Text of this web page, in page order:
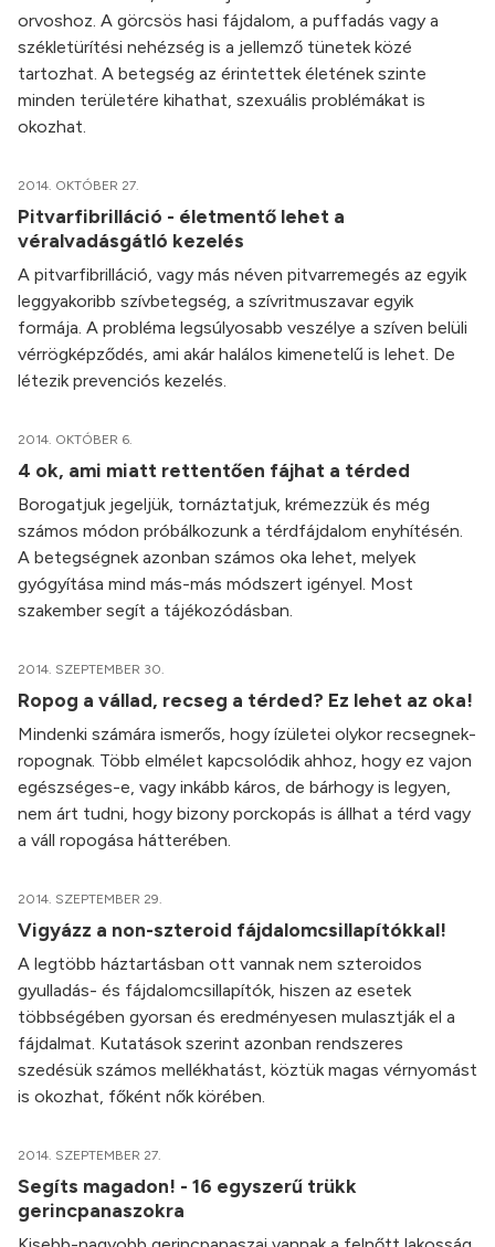
orvoshoz. A görcsös hasi fájdalom, a puffadás vagy a
székletürítési nehézség is a jellemző tünetek közé
tartozhat. A betegség az érintettek életének szinte
minden területére kihathat, szexuális problémákat is
okozhat.
2014. OKTÓBER 27.
Pitvarfibrilláció - életmentő lehet a
véralvadásgátló kezelés
A pitvarfibrilláció, vagy más néven pitvarremegés az egyik
leggyakoribb szívbetegség, a szívritmuszavar egyik
formája. A probléma legsúlyosabb veszélye a szíven belüli
vérrögképződés, ami akár halálos kimenetelű is lehet. De
létezik prevenciós kezelés.
2014. OKTÓBER 6.
4 ok, ami miatt rettentően fájhat a térded
Borogatjuk jegeljük, tornáztatjuk, krémezzük és még
számos módon próbálkozunk a térdfájdalom enyhítésén.
A betegségnek azonban számos oka lehet, melyek
gyógyítása mind más-más módszert igényel. Most
szakember segít a tájékozódásban.
2014. SZEPTEMBER 30.
Ropog a vállad, recseg a térded? Ez lehet az oka!
Mindenki számára ismerős, hogy ízületei olykor recsegnek-
ropognak. Több elmélet kapcsolódik ahhoz, hogy ez vajon
egészséges-e, vagy inkább káros, de bárhogy is legyen,
nem árt tudni, hogy bizony porckopás is állhat a térd vagy
a váll ropogása hátterében.
2014. SZEPTEMBER 29.
Vigyázz a non-szteroid fájdalomcsillapítókkal!
A legtöbb háztartásban ott vannak nem szteroidos
gyulladás- és fájdalomcsillapítók, hiszen az esetek
többségében gyorsan és eredményesen mulasztják el a
fájdalmat. Kutatások szerint azonban rendszeres
szedésük számos mellékhatást, köztük magas vérnyomást
is okozhat, főként nők körében.
2014. SZEPTEMBER 27.
Segíts magadon! - 16 egyszerű trükk
gerincpanaszokra